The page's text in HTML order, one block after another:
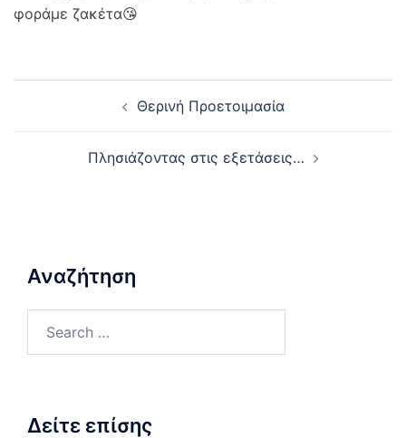
φοράμε ζακέτα😘
navigation
Θερινή Προετοιμασία
Πλησιάζοντας στις εξετάσεις…
Αναζήτηση
for:
Δείτε επίσης